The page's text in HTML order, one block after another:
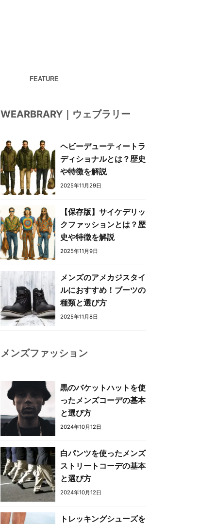
FEATURE
WEARBRARY｜ウェブラリー
ヘビーデューティートラ
ディショナルとは？歴史
や特徴を解説
2025年11月29日
【保存版】サイケデリッ
クファッションとは？歴
史や特徴を解説
2025年11月9日
メンズのアメカジスタイ
ルにおすすめ！ブーツの
種類と選び方
2025年11月8日
メンズファッション
黒のバケットハットを使
ったメンズコーデの基本
と選び方
2024年10月12日
白パンツを使ったメンズ
ストリートコーデの基本
と選び方
2024年10月12日
トレッキングシューズを